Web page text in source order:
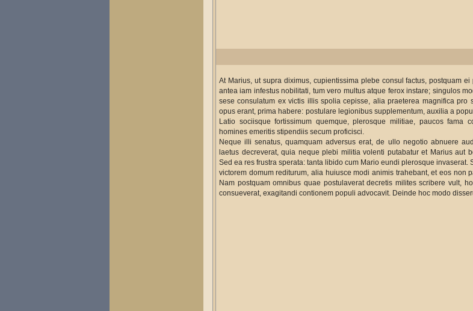
At Marius, ut supra diximus, cupientissima plebe consul factus, postquam
antea iam infestus nobilitati, tum vero multus atque ferox instare; singulos
sese consulatum ex victis illis spolia cepisse, alia praeterea magnifica pro
opus erant, prima habere: postulare legionibus supplementum, auxilia a
Latio sociisque fortissimum quemque, plerosque militiae, paucos fama
homines emeritis stipendiis secum proficisci.
Neque illi senatus, quamquam adversus erat, de ullo negotio abnuere
laetus decreverat, quia neque plebi militia volenti putabatur et Marius aut
Sed ea res frustra sperata: tanta libido cum Mario eundi plerosque invaserat.
victorem domum rediturum, alia huiusce modi animis trahebant, et eos non
Nam postquam omnibus quae postulaverat decretis milites scribere vult,
consueverat, exagitandi contionem populi advocavit. Deinde hoc modo